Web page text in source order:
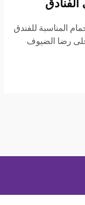
المناسبة للفندق
على رضا الضيوف
عن